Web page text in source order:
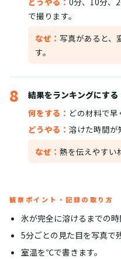
で撮ります。
なぜ： 写真があると、
す。
8
結果をランキングにする
何をする： どの材料で早
どうやる： 溶けた時間が
なぜ： 熱を伝えやすい
観察ポイント・記録の取り方
氷が完全に溶けるまでの時
5分ごとの見た目を写真で
室温を℃で書きます。